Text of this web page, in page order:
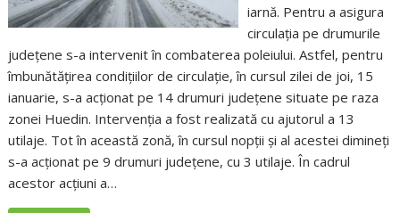
iarnă. Pentru a asigura
circulația pe drumurile
județene s-a intervenit în combaterea poleiului. Astfel, pentru
îmbunătățirea condițiilor de circulație, în cursul zilei de joi, 15
ianuarie, s-a acționat pe 14 drumuri județene situate pe raza
zonei Huedin. Intervenția a fost realizată cu ajutorul a 13
utilaje. Tot în această zonă, în cursul nopții și al acestei dimineți
s-a acționat pe 9 drumuri județene, cu 3 utilaje. În cadrul
acestor acțiuni a…